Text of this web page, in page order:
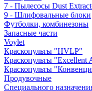
7 - Пылесосы Dust
9 - Шлифовальные блоки
Футболки, комбинезоны
Запасные части
Voylet
Краскопульты "HVLP"
Краскопульты "Excellent
Краскопульты
Продувочные
Специального